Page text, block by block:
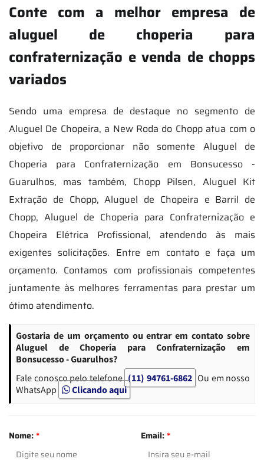
Conte com a melhor empresa de
aluguel de choperia para
confraternização e venda de chopps
variados
Sendo uma empresa de destaque no segmento de
Aluguel De Chopeira, a New Roda do Chopp atua com o
objetivo de proporcionar não somente Aluguel de
Choperia para Confraternização em Bonsucesso -
Guarulhos, mas também, Chopp Pilsen, Aluguel Kit
Extração de Chopp, Aluguel de Chopeira e Barril de
Chopp, Aluguel de Choperia para Confraternização e
Chopeira Elétrica Profissional, atendendo às mais
exigentes solicitações. Entre em contato e faça um
orçamento. Contamos com profissionais competentes
juntamente às melhores ferramentas para prestar um
ótimo atendimento.
Gostaria de um orçamento ou entrar em contato sobre
Aluguel de Choperia para Confraternização em
Bonsucesso - Guarulhos?
Fale conosco pelo telefone (11) 94761-6862 Ou em nosso
WhatsApp
Clicando aqui
Nome:* Email:*